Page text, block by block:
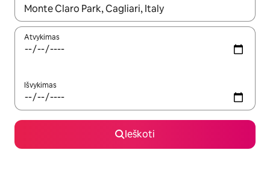
Kai pasirodys paieškos rezultatai, juos naršyti galite
Atvykimas
Išvykimas
Ieškoti